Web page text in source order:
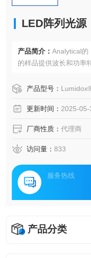
LED阵列光源
产品简介： Analytical的
的样品提供波长和功率
产品型号：
更新时间： 2025-05-
厂商性质： 代理商
访问量： 833
服务热线
产品分类